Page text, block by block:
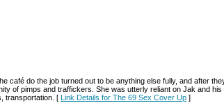
café do the job turned out to be anything else fully, and after
of pimps and traffickers. She was utterly reliant on Jak and his
transportation. [ Link Details for The 69 Sex Cover Up ]